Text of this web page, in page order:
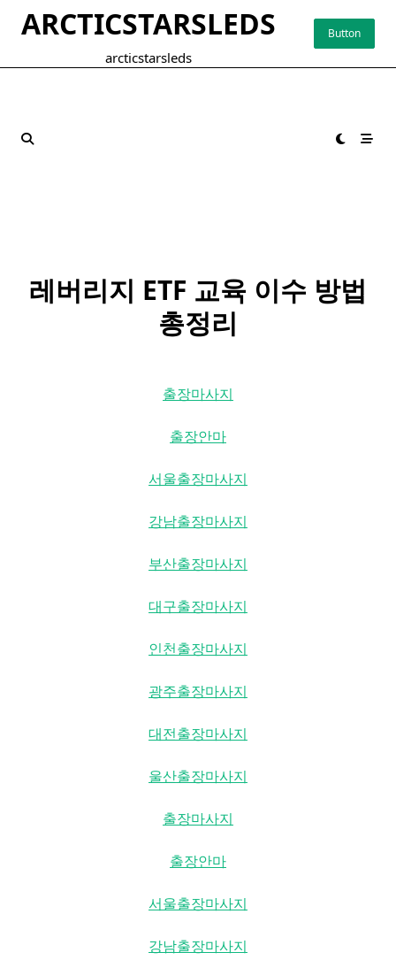
ARCTICSTARSLEDS
arcticstarsleds
Button
레버리지 ETF 교육 이수 방법
총정리
출장마사지
출장안마
서울출장마사지
강남출장마사지
부산출장마사지
대구출장마사지
인천출장마사지
광주출장마사지
대전출장마사지
울산출장마사지
출장마사지
출장안마
서울출장마사지
강남출장마사지